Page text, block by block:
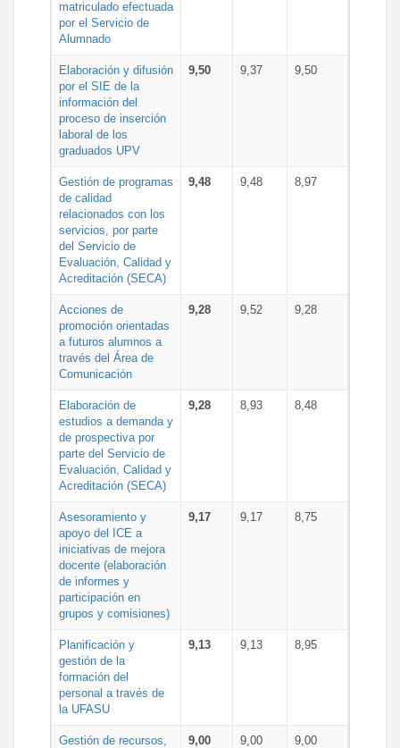
matriculado efectuada
por el Servicio de
Alumnado
Elaboración y difusión
por el SIE de la
información del
proceso de inserción
laboral de los
graduados UPV
9,50 9,37 9,50
Gestión de programas
de calidad
relacionados con los
servicios, por parte
del Servicio de
Evaluación, Calidad y
Acreditación (SECA)
9,48 9,48 8,97
Acciones de
promoción orientadas
a futuros alumnos a
través del Área de
Comunicación
9,28 9,52 9,28
Elaboración de
estudios a demanda y
de prospectiva por
parte del Servicio de
Evaluación, Calidad y
Acreditación (SECA)
9,28 8,93 8,48
Asesoramiento y
apoyo del ICE a
iniciativas de mejora
docente (elaboración
de informes y
participación en
grupos y comisiones)
9,17 9,17 8,75
Planificación y
gestión de la
formación del
personal a través de
la UFASU
9,13 9,13 8,95
Gestión de recursos,
9,00 9,00 9,00